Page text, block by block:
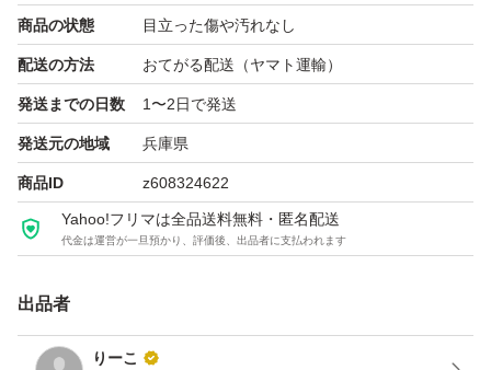
◎産地・発送:兵庫県南あわじ市
商品の状態 目立った傷や汚れなし
配送の方法 おてがる配送（ヤマト運輸）
発送までの日数 1〜2日で発送
発送元の地域 兵庫県
商品ID z608324622
Yahoo!フリマは全品送料無料・匿名配送
代金は運営が一旦預かり、評価後、出品者に支払われます
出品者
りーこ